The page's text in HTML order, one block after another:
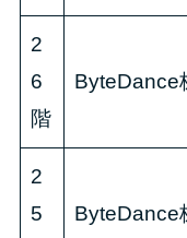
2
6
階
ByteDance
2
5
ByteDance